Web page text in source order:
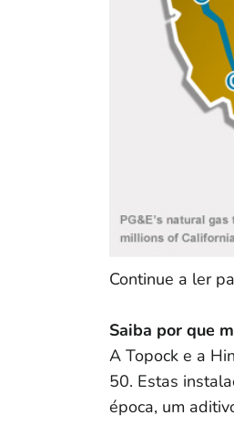
Continue a ler
Saiba por que
A Topock e a
50. Estas
época, um